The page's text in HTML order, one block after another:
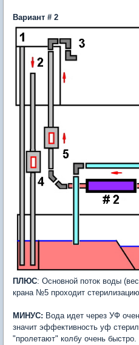
Вариант # 2
ПЛЮС: Основной поток воды
крана №5 проходит
МИНУС: Вода идет через УФ
значит эффективность уф
"пролетают" колбу очень